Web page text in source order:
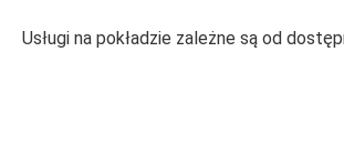
Usługi na pokładzie zależne są od